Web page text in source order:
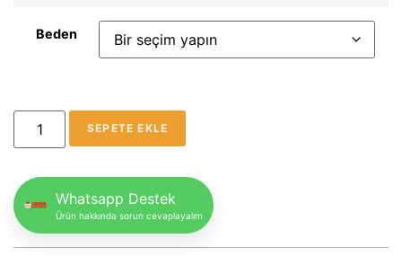
Beden
SEPETE EKLE
Whatsapp Destek
Ürün hakkında sorun cevaplayalım